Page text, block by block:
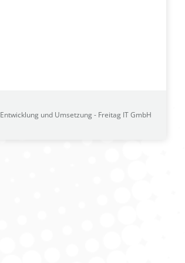
Entwicklung und Umsetzung - Freitag IT GmbH